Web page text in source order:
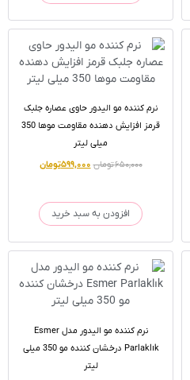
نرم کننده مو الیدور حاوی عصاره جلبک
قرمز افزایش دهنده مقاومت موها 350
میلی لیتر
۶۵۰,۰۰۰تومان ۵۹۹,۰۰۰تومان
افزودن به سبد خرید
نرم کننده مو الیدور مدل Esmer
Parlaklık درخشان کننده مو 350 میلی
لیتر